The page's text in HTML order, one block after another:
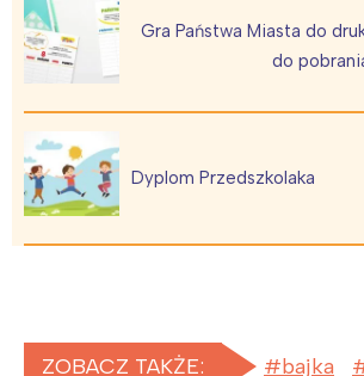
Gra Państwa Miasta do
do
Dyplom Przedszkolaka
ZOBACZ TAKŻE: bajka